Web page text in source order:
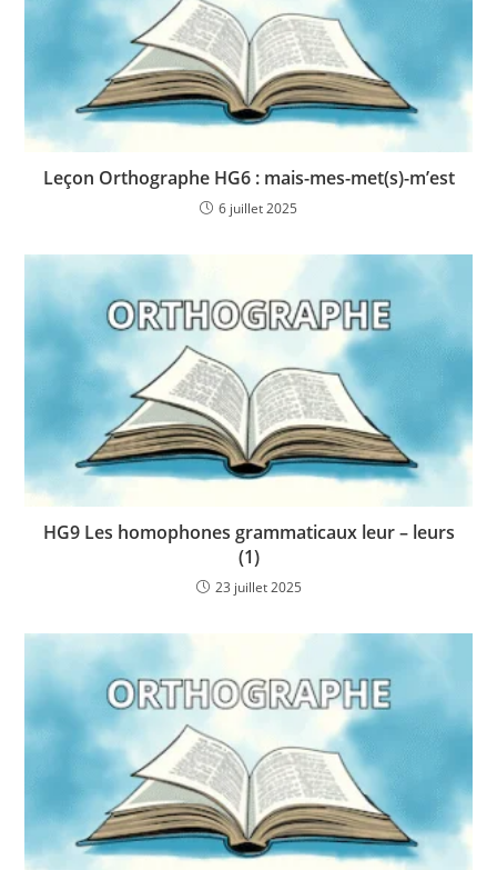
Leçon Orthographe HG6 : mais-mes-met(s)-m’est
6 juillet 2025
HG9 Les homophones grammaticaux leur – leurs
(1)
23 juillet 2025